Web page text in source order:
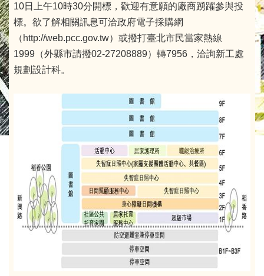
10日上午10時30分開標，歡迎有意願的廠商踴躍參與投
標。欲了解相關訊息可洽政府電子採購網
（http://web.pcc.gov.tw）或撥打臺北市民當家熱線
1999（外縣市請撥02-27208889）轉7956，洽詢新工處
規劃設計科。